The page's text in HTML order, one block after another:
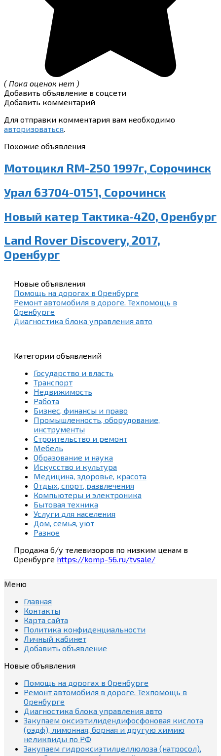
( Пока оценок нет )
Добавить объявление в соцсети
Добавить комментарий
Для отправки комментария вам необходимо
авторизоваться.
Похожие объявления
Мотоцикл RM-250 1997г, Сорочинск
Урал 63704-0151, Сорочинск
Новый катер Тактика-420, Оренбург
Land Rover Discovery, 2017,
Оренбург
Новые объявления
Помощь на дорогах в Оренбурге
Ремонт автомобиля в дороге. Техпомощь в
Оренбурге
Диагностика блока управления авто
Категории объявлений
Государство и власть
Транспорт
Недвижимость
Работа
Бизнес, финансы и право
Промышленность, оборудование,
инструменты
Строительство и ремонт
Мебель
Образование и наука
Искусство и культура
Медицина, здоровье, красота
Отдых, спорт, развлечения
Компьютеры и электроника
Бытовая техника
Услуги для населения
Дом, семья, уют
Разное
Продажа б/у телевизоров по низким ценам в
Оренбурге https://komp-56.ru/tvsale/
Меню
Главная
Контакты
Карта сайта
Политика конфиденциальности
Личный кабинет
Добавить объявление
Новые объявления
Помощь на дорогах в Оренбурге
Ремонт автомобиля в дороге. Техпомощь в
Оренбурге
Диагностика блока управления авто
Закупаем оксиэтилидендифосфоновая кислота
(оэдф), лимонная, борная и другую химию
неликвиды по РФ
Закупаем гидроксиэтилцеллюлоза (натросол),